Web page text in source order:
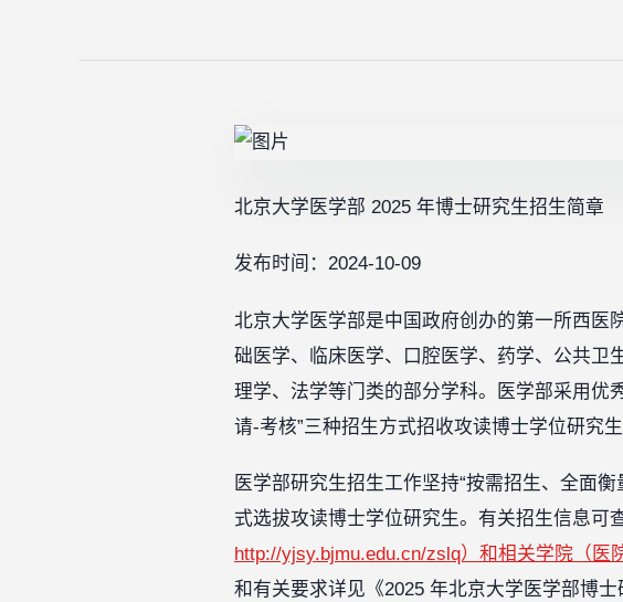
北京大学医学部 2025 年博士研究生招生简章
发布时间：2024-10-09
北京大学医学部是中国政府创办的第一所西医
础医学、临床医学、口腔医学、药学、公共卫
理学、法学等门类的部分学科。医学部采用优
请-考核”三种招生方式招收攻读博士学位研究生
医学部研究生招生工作坚持“按需招生、全面
式选拔攻读博士学位研究生。有关招生信息可
http://yjsy.bjmu.edu.cn/zslq）和相关学院（医
和有关要求详见《2025 年北京大学医学部博士